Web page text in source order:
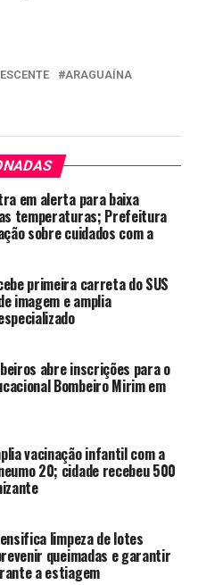
ARAGUAÍNA
em alerta para baixa
temperaturas; Prefeitura
sobre cuidados com a
primeira carreta do SUS
imagem e amplia
abre inscrições para o
Bombeiro Mirim em
vacinação infantil com a
20; cidade recebeu 500
limpeza de lotes
queimadas e garantir
a estiagem